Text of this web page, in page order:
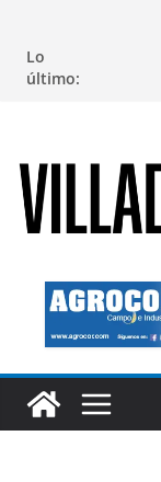
contenido
Lo
último: